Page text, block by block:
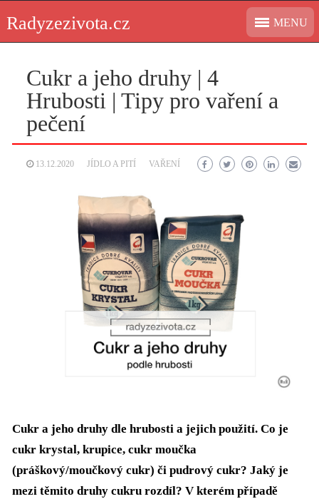
content
Radyzezivota.cz MENU
Cukr a jeho druhy | 4
Hrubosti | Tipy pro vaření a
pečení
13.12.2020 JÍDLO A PITÍ VAŘENÍ
Cukr a jeho druhy dle hrubosti a jejich použití. Co je
cukr krystal, krupice, cukr moučka
(práškový/moučkový cukr) či pudrový cukr? Jaký je
mezi těmito druhy cukru rozdíl? V kterém případě